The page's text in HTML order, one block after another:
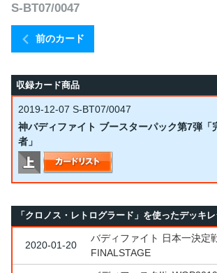
前のカード
S-BT07/0047
収録カード商品
2019-12-07 S-BT07/0047
神バディファイト ブースターパック第7弾「
者」
「クロノス・レトログラード」を使ったデッキ
2020-01-20
バディファイト 日本一決定
FINALSTAGE